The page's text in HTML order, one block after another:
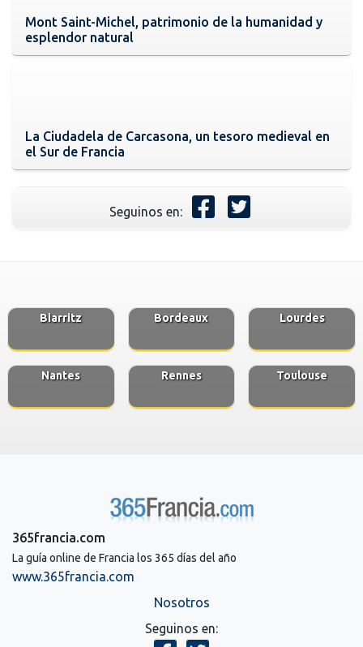
Mont Saint-Michel, patrimonio de la humanidad y
esplendor natural
La Ciudadela de Carcasona, un tesoro medieval en
el Sur de Francia
Seguinos en:
Biarritz Bordeaux Lourdes
Nantes Rennes Toulouse
365francia.com
La guía online de Francia los 365 días del año
www.365francia.com
Nosotros
Seguinos en: